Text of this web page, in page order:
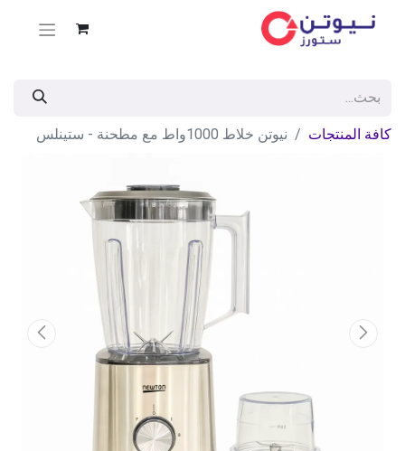
كافة المنتجات نيوتن خلاط 1000واط مع مطحنة - ستينلس